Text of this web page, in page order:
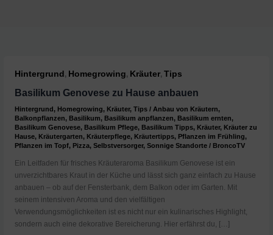
Hintergrund, Homegrowing, Kräuter,Tips
Basilikum Genovese zu Hause anbauen
Hintergrund, Homegrowing, Kräuter,Tips / Anbau von Kräutern,
Balkonpflanzen, Basilikum, Basilikum anpflanzen, Basilikum ernten,
Basilikum Genovese, Basilikum Pflege, Basilikum Tipps, Kräuter, Kräuter zu
Hause, Kräutergarten, Kräuterpflege, Kräutertipps, Pflanzen im Frühling,
Pflanzen im Topf, Pizza,Selbstversorger,Sonnige Standorte / BroncoTV
Ein Leitfaden für frisches Kräuteraroma Basilikum Genovese ist ein
unverzichtbares Kraut in der Küche und lässt sich ganz einfach zu Hause
anbauen – ob auf der Fensterbank, dem Balkon oder im Garten. Mit
seinem intensiven Aroma und den vielfältigen
Verwendungsmöglichkeiten ist es nicht nur ein kulinarisches Highlight,
sondern auch eine dekorative Bereicherung. Hier erfährst du, […]